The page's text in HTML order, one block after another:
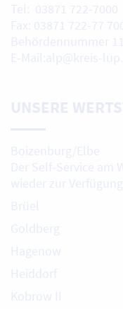
Tel: 03871 722-7000
Fax: 03871 722-77
Behördennummer
E-Mail:alp@kreis-
UNSERE
Boizenburg/Elbe
Der Self-Service am
wieder zur
Brüel
Goldberg
Hagenow
Heiddorf
Kobrow II